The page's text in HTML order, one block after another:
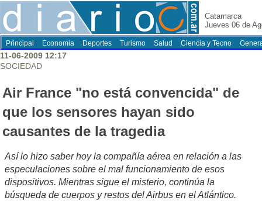
Catamarca
Jueves 06 de
Principal Economia Deportes Turismo Salud Ciencia y Tecno
11-06-2009 12:17
SOCIEDAD
Air France "no está convencida" de
que los sensores hayan sido
causantes de la tragedia
Así lo hizo saber hoy la compañía aérea en relación a las
especulaciones sobre el mal funcionamiento de esos
dispositivos. Mientras sigue el misterio, continúa la
búsqueda de cuerpos y restos del Airbus en el Atlántico.